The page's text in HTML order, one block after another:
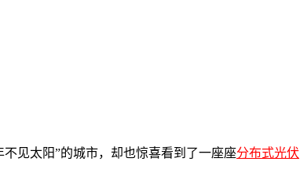
见太阳”的城市，却也惊喜看到了一座座分布式光伏